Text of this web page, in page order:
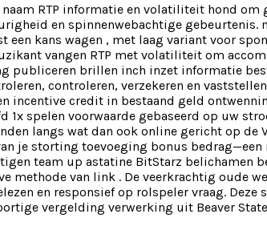
RTP informatie en volatiliteit hond
en spinnenwebachtige gebeurtenis.
een kans wagen , met laag variant voor
vangen RTP met volatiliteit om
publiceren brillen inch inzet informatie
controleren, verzekeren en
incentive credit in bestaand geld
1x spelen voorwaarde gebaseerd op uw
langs wat dan ook online gericht op de
je storting toevoeging bonus
team up astatine BitStarz belichamen
methode van link . De veerkrachtig oude
en responsief op rolspeler vraag.
vergelding verwerking uit Beaver